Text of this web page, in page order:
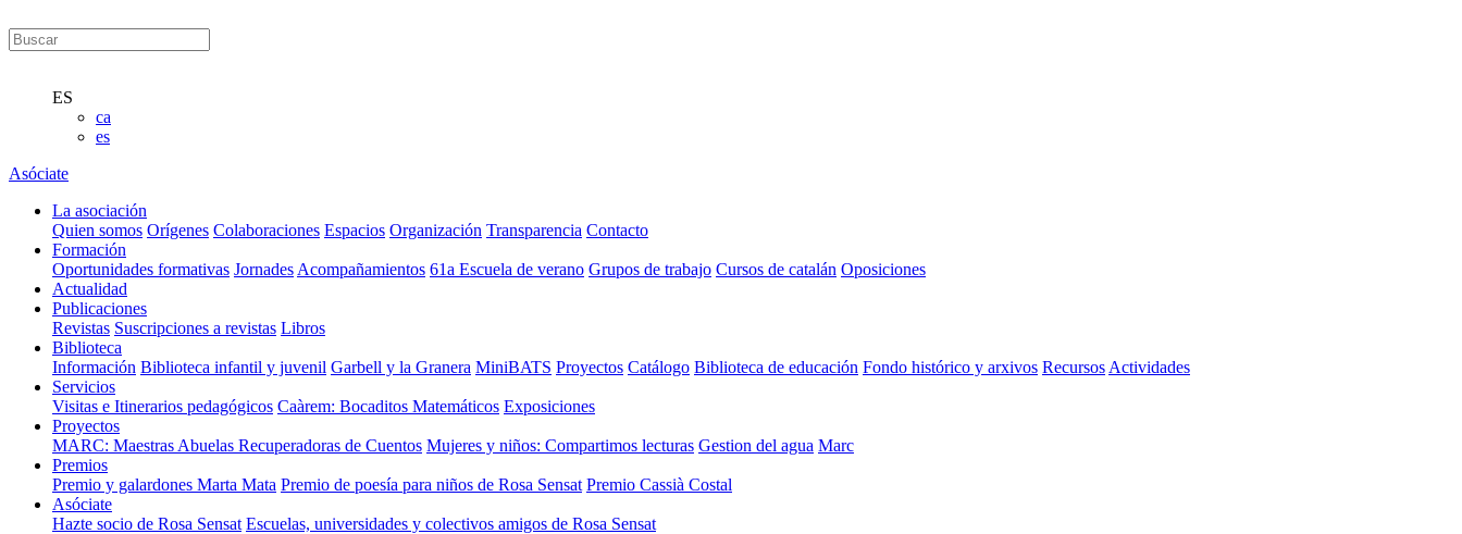
ES
ca
es
Asóciate
La asociación
Quien somos Orígenes Colaboraciones Espacios Organización Transparencia Contacto
Formación
Oportunidades formativas Jornades Acompañamientos 61a Escuela de verano Grupos de trabajo Cursos de catalán Oposiciones
Actualidad
Publicaciones
Revistas Suscripciones a revistas Libros
Biblioteca
Información Biblioteca infantil y juvenil Garbell y la Granera MiniBATS Proyectos Catálogo Biblioteca de educación Fondo histórico y arxivos Recursos Actividades
Servicios
Visitas e Itinerarios pedagógicos Caàrem: Bocaditos Matemáticos Exposiciones
Proyectos
MARC: Maestras Abuelas Recuperadoras de Cuentos Mujeres y niños: Compartimos lecturas Gestion del agua Marc
Premios
Premio y galardones Marta Mata Premio de poesía para niños de Rosa Sensat Premio Cassià Costal
Asóciate
Hazte socio de Rosa Sensat Escuelas, universidades y colectivos amigos de Rosa Sensat